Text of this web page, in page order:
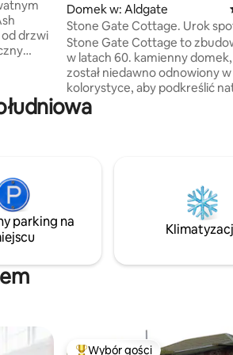
35
Domek w: Aldgate
Stone Gate Cottage. Urok
nowoczesnością.
Stone Gate Cottage to
w latach 60. kamienny
został niedawno odnowiony
kolorystyce, aby podkreślić
urok i charakter ręcznie
elementów kamiennych.
kuchnia - śniadanie do
ugotowania - ekspres do kawy
na drewno - ogrzewanie i
łóżko typu queen-size.
parking na
Wybór gości